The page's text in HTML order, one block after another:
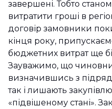
завершені. Тобто
витратити гроші в
договір замовники
кінця року,
бюджетних витрат ще
Зауважимо, що
визначившись з
так і лишають
«підвішеному стані».